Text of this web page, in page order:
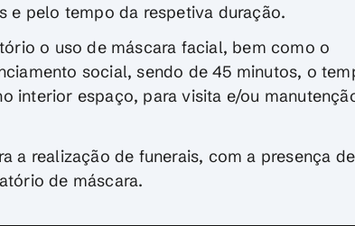
e pelo tempo da respetiva duração.
o uso de máscara facial, bem como o
social, sendo de 45 minutos, o
interior espaço, para visita e/ou
a realização de funerais, com a presença
de máscara.